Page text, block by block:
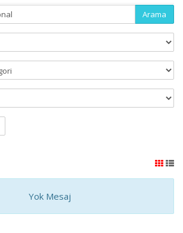
Arama
Yok Mesaj